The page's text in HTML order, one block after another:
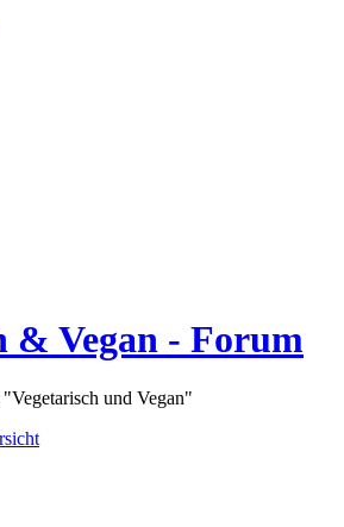
& Vegan - Forum
und Vegan"